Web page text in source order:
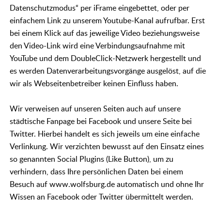
Datenschutzmodus“ per iFrame eingebettet, oder per
einfachem Link zu unserem Youtube-Kanal aufrufbar. Erst
bei einem Klick auf das jeweilige Video beziehungsweise
den Video-Link wird eine Verbindungsaufnahme mit
YouTube und dem DoubleClick-Netzwerk hergestellt und
es werden Datenverarbeitungsvorgänge ausgelöst, auf die
wir als Webseitenbetreiber keinen Einfluss haben.
Wir verweisen auf unseren Seiten auch auf unsere
städtische Fanpage bei Facebook und unsere Seite bei
Twitter. Hierbei handelt es sich jeweils um eine einfache
Verlinkung. Wir verzichten bewusst auf den Einsatz eines
so genannten Social Plugins (Like Button), um zu
verhindern, dass Ihre persönlichen Daten bei einem
Besuch auf www.wolfsburg.de automatisch und ohne Ihr
Wissen an Facebook oder Twitter übermittelt werden.